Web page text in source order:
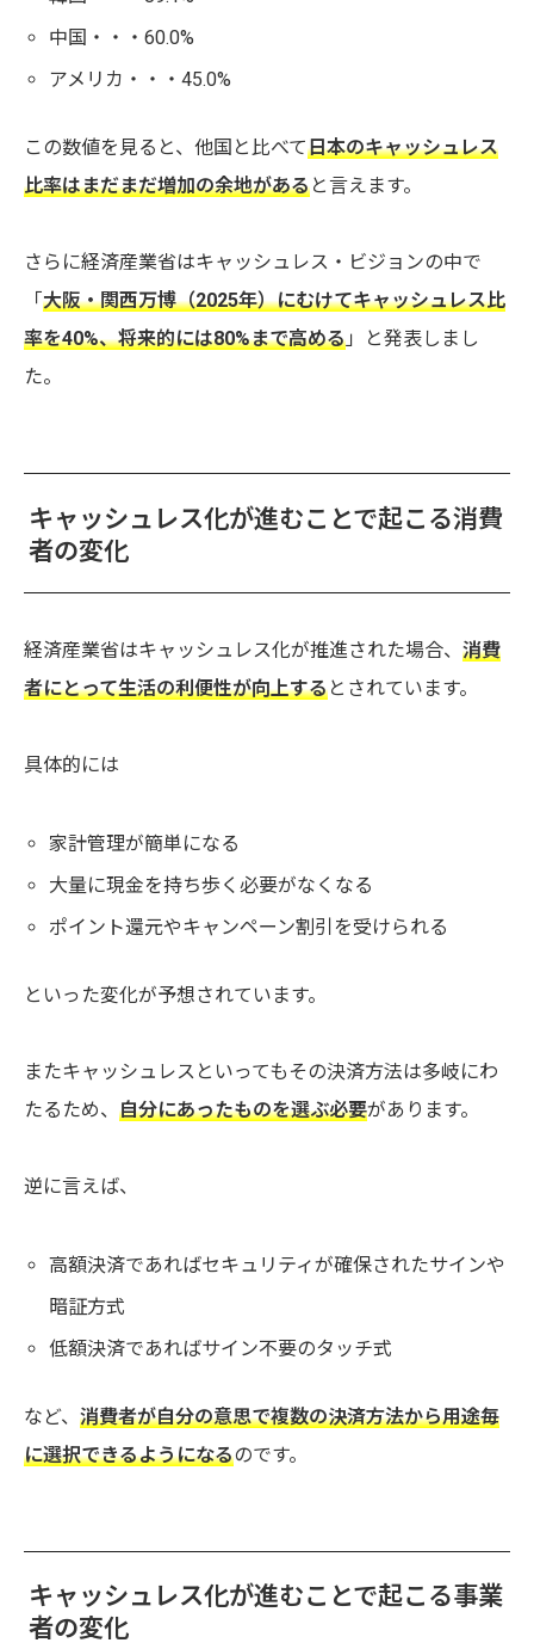
中国・・・60.0%
アメリカ・・・45.0%
この数値を見ると、他国と比べて日本のキャッシュレス
比率はまだまだ増加の余地があると言えます。
さらに経済産業省はキャッシュレス・ビジョンの中で
「 大阪・関西万博（2025年）にむけてキャッシュレス比
率を40%、将来的には80%まで高める 」と発表しまし
た。
キャッシュレス化が進むことで起こる消費
者の変化
経済産業省はキャッシュレス化が推進された場合、 消費
者にとって生活の利便性が向上するとされています。
具体的には
家計管理が簡単になる
大量に現金を持ち歩く必要がなくなる
ポイント還元やキャンペーン割引を受けられる
といった変化が予想されています。
またキャッシュレスといってもその決済方法は多岐にわ
たるため、 自分にあったものを選ぶ必要があります。
逆に言えば、
高額決済であればセキュリティが確保されたサインや
暗証方式
低額決済であればサイン不要のタッチ式
など、 消費者が自分の意思で複数の決済方法から用途毎
に選択できるようになるのです。
キャッシュレス化が進むことで起こる事業
者の変化